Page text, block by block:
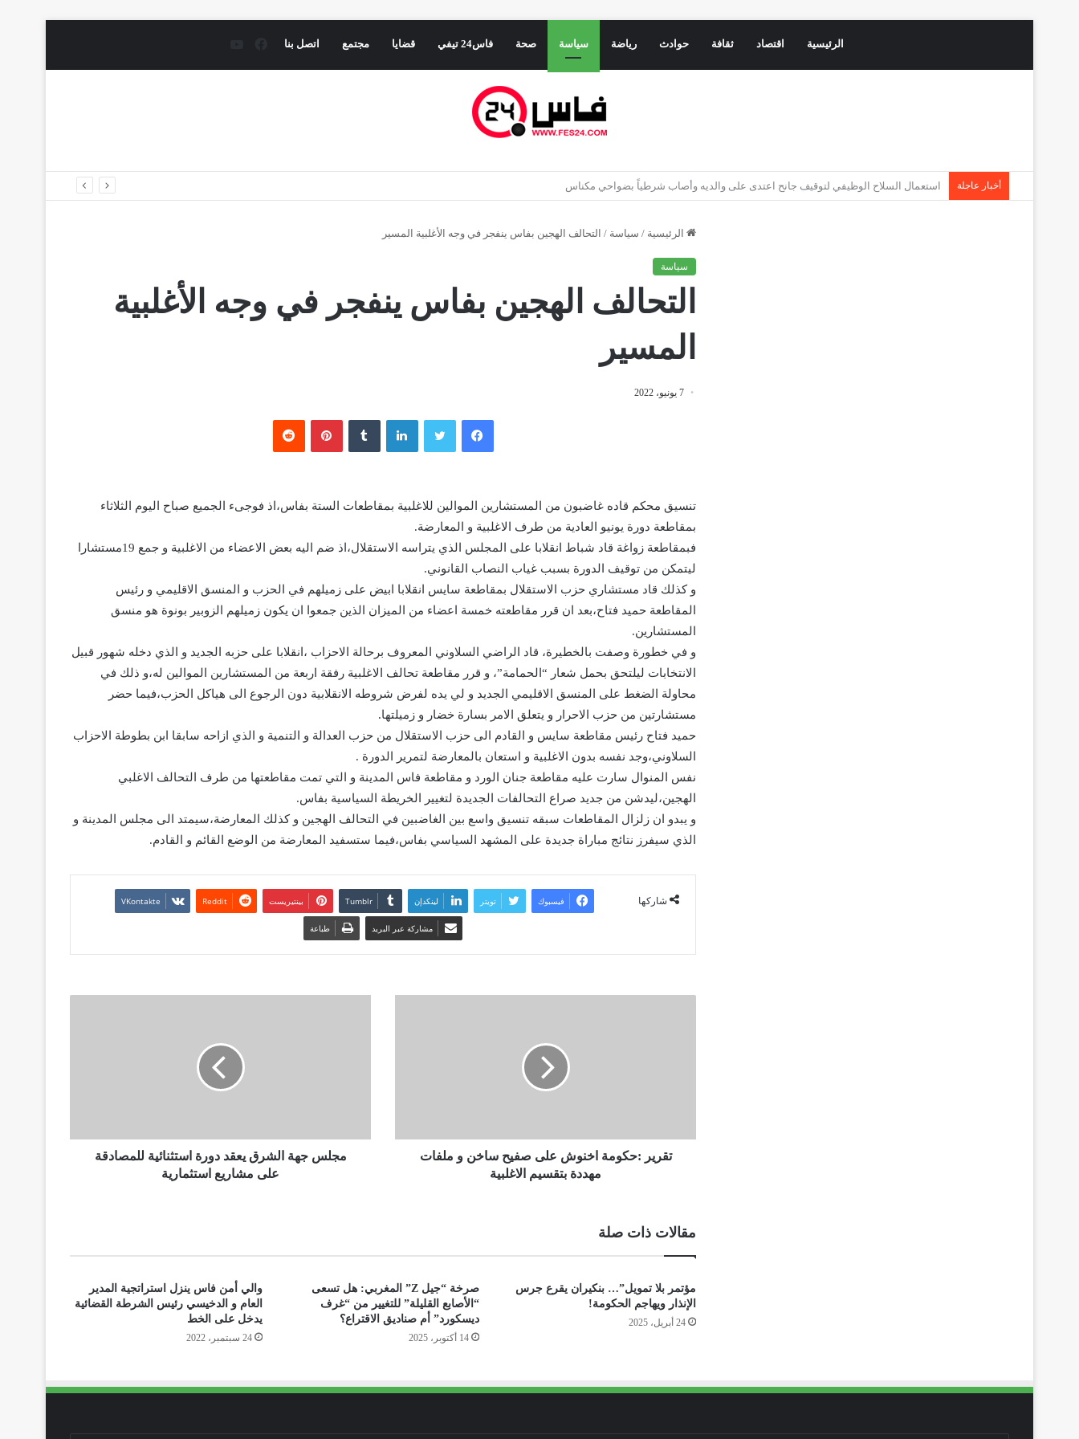
الرئيسية اقتصاد ثقافة حوادث رياضة سياسة صحة فاس24 تيفي قضايا مجتمع اتصل بنا
أخبار عاجلة تقرير الفايننشال تايمز يعيد رسم موازين القوى: دهاء الرباط يفرمل التهور الإسباني في المتوسط
الرئيسية / سياسة / التحالف الهجين بفاس ينفجر في وجه الأغلبية المسير
سياسة
التحالف الهجين بفاس ينفجر في وجه الأغلبية
المسير
7 يونيو، 2022
فيسبوك تويتر لينكدإن بينتيريست
تنسيق محكم قاده غاضبون من المستشارين الموالين للاغلبية بمقاطعات الستة بفاس،اذ فوجىء الجميع صباح اليوم الثلاثاء
بمقاطعة دورة يونيو العادية من طرف الاغلبية و المعارضة.
فبمقاطعة زواغة قاد شباط انقلابا على المجلس الذي يتراسه الاستقلال،اذ ضم اليه بعض الاعضاء من الاغلبية و جمع 19مستشارا
ليتمكن من توقيف الدورة بسبب غياب النصاب القانوني.
و كذلك قاد مستشاري حزب الاستقلال بمقاطعة سايس انقلابا ابيض على زميلهم في الحزب و المنسق الاقليمي و رئيس
المقاطعة حميد فتاح،بعد ان قرر مقاطعته خمسة اعضاء من الميزان الذين جمعوا ان يكون زميلهم الزوبير بونوة هو منسق
المستشارين.
و في خطورة وصفت بالخطيرة، قاد الراضي السلاوني المعروف برحالة الاحزاب ،انقلابا على حزبه الجديد و الذي دخله شهور قبيل
الانتخابات ليلتحق بحمل شعار “الحمامة”، و قرر مقاطعة تحالف الاغلبية رفقة اربعة من المستشارين الموالين له،و ذلك في
محاولة الضغط على المنسق الاقليمي الجديد و لي يده لفرض شروطه الانقلابية دون الرجوع الى هياكل الحزب،فيما حضر
مستشارتين من حزب الاحرار و يتعلق الامر بسارة خضار و زميلتها.
حميد فتاح رئيس مقاطعة سايس و القادم الى حزب الاستقلال من حزب العدالة و التنمية و الذي ازاحه سابقا ابن بطوطة الاحزاب
السلاوني،وجد نفسه بدون الاغلبية و استعان بالمعارضة لتمرير الدورة .
نفس المنوال سارت عليه مقاطعة جنان الورد و مقاطعة فاس المدينة و التي تمت مقاطعتها من طرف التحالف الاغلبي
الهجين،ليدشن من جديد صراع التحالفات الجديدة لتغيير الخريطة السياسية بفاس.
و يبدو ان زلزال المقاطعات سبقه تنسيق واسع بين الغاضبين في التحالف الهجين و كذلك المعارضة،سيمتد الى مجلس المدينة و
الذي سيفرز نتائج مباراة جديدة على المشهد السياسي بفاس،فيما ستسفيد المعارضة من الوضع القائم و القادم.
شاركها فيسبوك تويتر لينكدإن بينتيريست
مشاركة عبر البريد طباعة
تقرير :حكومة اخنوش على صفيح ساخن و ملفات
مهددة بتقسيم الاغلبية
مجلس جهة الشرق يعقد دورة استثنائية للمصادقة
على مشاريع استثمارية
مقالات ذات صلة
مؤتمر بلا تمويل”… بنكيران يقرع جرس
الإنذار ويهاجم الحكومة!
24 أبريل، 2025
صرخة “جيل Z” المغربي: هل تسعى
“الأصابع القليلة” للتغيير من “غرف
ديسكورد” أم صناديق الاقتراع؟
14 أكتوبر، 2025
والي أمن فاس ينزل استراتجية المدير
العام و الدخيسي رئيس الشرطة القضائية
يدخل على الخط
24 سبتمبر، 2022